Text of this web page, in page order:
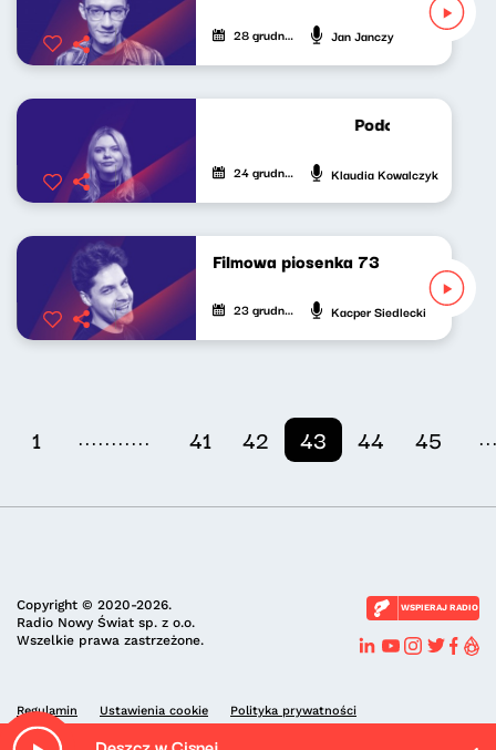
28 grudnia 2024 Jan Janczy
Podcast Lekko
24 grudnia 2024 Klaudia Kowalczyk
Filmowa piosenka 73
23 grudnia 2024 Kacper Siedlecki
1 ........... 41 42 43 44 45
Copyright © 2020-2026.
Radio Nowy Świat sp. z o.o.
Wszelkie prawa zastrzeżone.
WSPIERAJ RADIO
Regulamin Ustawienia cookie Polityka prywatności